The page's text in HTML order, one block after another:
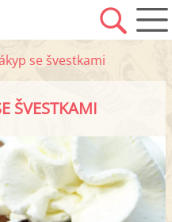
se švestkami
ŠVESTKAMI